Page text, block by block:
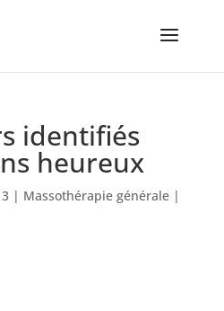
identifiés
heureux
| Massothérapie générale|